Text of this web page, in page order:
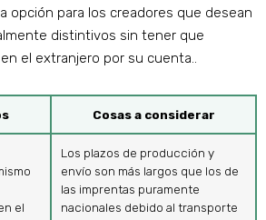
opción para los creadores que desean
distintivos sin tener que
el extranjero por su cuenta..
Cosas a considerar
el
Los plazos de producción y
envío son más largos que los de
las imprentas puramente
nacionales debido al transporte